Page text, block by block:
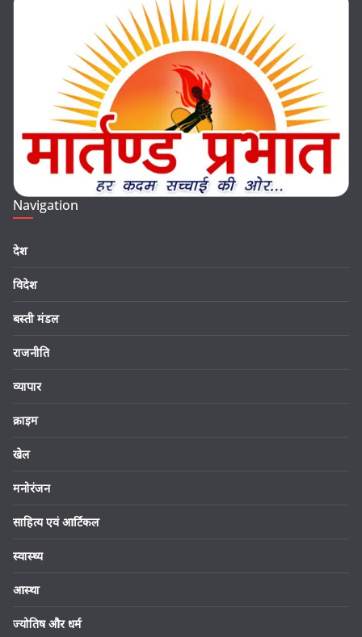
Navigation
देश
विदेश
बस्ती मंडल
राजनीति
व्यापार
क्राइम
खेल
मनोरंजन
साहित्य एवं आर्टिकल
स्वास्थ्य
आस्था
ज्योतिष और धर्म